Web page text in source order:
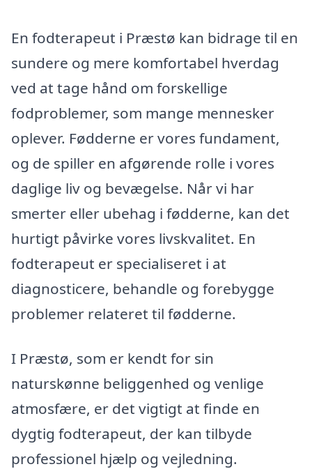
En fodterapeut i Præstø kan bidrage til en
sundere og mere komfortabel hverdag
ved at tage hånd om forskellige
fodproblemer, som mange mennesker
oplever. Fødderne er vores fundament,
og de spiller en afgørende rolle i vores
daglige liv og bevægelse. Når vi har
smerter eller ubehag i fødderne, kan det
hurtigt påvirke vores livskvalitet. En
fodterapeut er specialiseret i at
diagnosticere, behandle og forebygge
problemer relateret til fødderne.
I Præstø, som er kendt for sin
naturskønne beliggenhed og venlige
atmosfære, er det vigtigt at finde en
dygtig fodterapeut, der kan tilbyde
professionel hjælp og vejledning.